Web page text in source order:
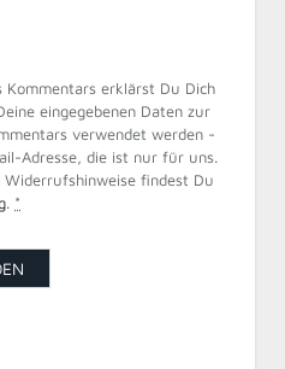
Kommentars erklärst Du Dich
eingegebenen Daten zur
verwendet werden -
Adresse, die ist nur für uns.
findest Du
. *